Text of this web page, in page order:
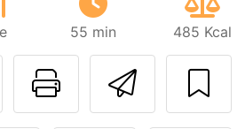
55 min 485 Kcal
Imprimer
Poser une